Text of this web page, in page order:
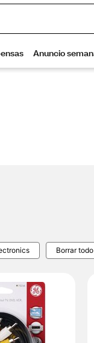
Borrar todo